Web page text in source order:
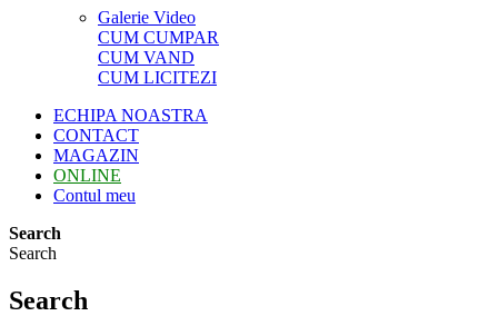
Galerie Video
CUM CUMPAR
CUM VAND
CUM LICITEZI
ECHIPA NOASTRA
CONTACT
MAGAZIN
ONLINE
Contul meu
Search
Search
Search